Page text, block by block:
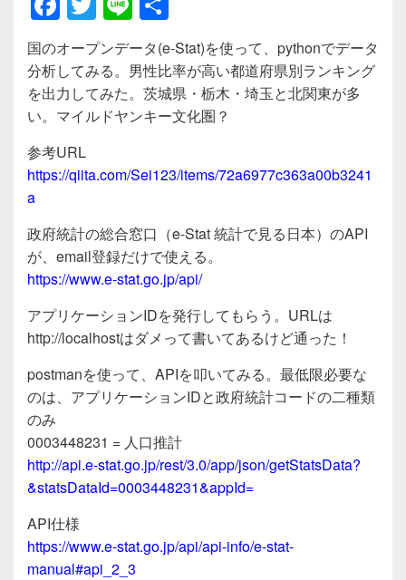
a
c
e
b
o
o
wi
tt
er
n
e
有
国のオープンデータ(e-Stat)を使って、pythonでデータ
分析してみる。男性比率が高い都道府県別ランキング
を出力してみた。茨城県・栃木・埼玉と北関東が多
い。マイルドヤンキー文化圏？
参考URL
https://qiita.com/Sei123/items/72a6977c363a00b3241
a
政府統計の総合窓口（e-Stat 統計で見る日本）のAPI
が、email登録だけで使える。
https://www.e-stat.go.jp/api/
アプリケーションIDを発行してもらう。URLは
http://localhostはダメって書いてあるけど通った！
postmanを使って、APIを叩いてみる。最低限必要な
のは、アプリケーションIDと政府統計コードの二種類
のみ
0003448231 = 人口推計
http://api.e-stat.go.jp/rest/3.0/app/json/getStatsData?
&statsDataId=0003448231&appId=
API仕様
https://www.e-stat.go.jp/api/api-info/e-stat-
manual#api_2_3